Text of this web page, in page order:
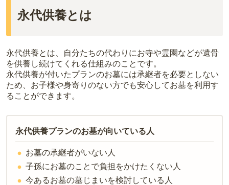
よって変わります。
樹木葬・納骨堂・永代供養墓は、基本的に墓石代がかからず、永代
なお、お墓によっては以下の費用が別途かかる場合があります。
・開眼法要の費用 ：お墓を新しく建てた際に行う儀式のための費
用。僧侶に渡すお布施がかかります。
・納骨式の費用：お墓に遺骨を納める儀式のための費用。僧侶に渡
すお布施、会食などの費用がかかります。
正確な費用は、区画や石材の選び方によって大きく変わるため、見
積もりを取るまで確定しません。
現地見学では、担当者に「提示金額以外にかかる費用はないか」を
必ず確認することをおすすめします。
されています。
新座市で安価なお墓を探したい場合は、価格の安い順で並び替えて
お墓を探すのがおすすめです。
永代供養とは
永代供養とは、自分たちの代わりにお寺や霊園などが遺骨
を供養し続けてくれる仕組みのことです。
永代供養が付いたプランのお墓には承継者を必要としない
ため、お子様や身寄りのない方でも安心してお墓を利用す
ることができます。
永代供養プランのお墓が向いている人
お墓の承継者がいない人
子孫にお墓のことで負担をかけたくない人
今あるお墓の墓じまいを検討している人